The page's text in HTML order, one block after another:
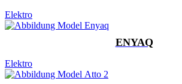
Elektro
ENYAQ
Elektro